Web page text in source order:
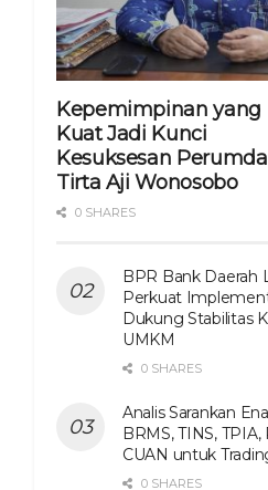
Kepemimpinan yang
Kuat Jadi Kunci
Kesuksesan
Tirta Aji Wonosobo
0 SHARES
BPR Bank Daerah
Perkuat
Dukung Stabilitas
UMKM
0 SHARES
Analis Sarankan
BRMS, TINS, TPIA,
CUAN untuk
0 SHARES